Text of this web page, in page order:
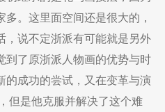
。这里面空间还是很大的，
，说不定浙派有可能就是另外
到了原浙派人物画的优势与时
的成功的尝试，又在变革与演
但是他克服并解决了这个难